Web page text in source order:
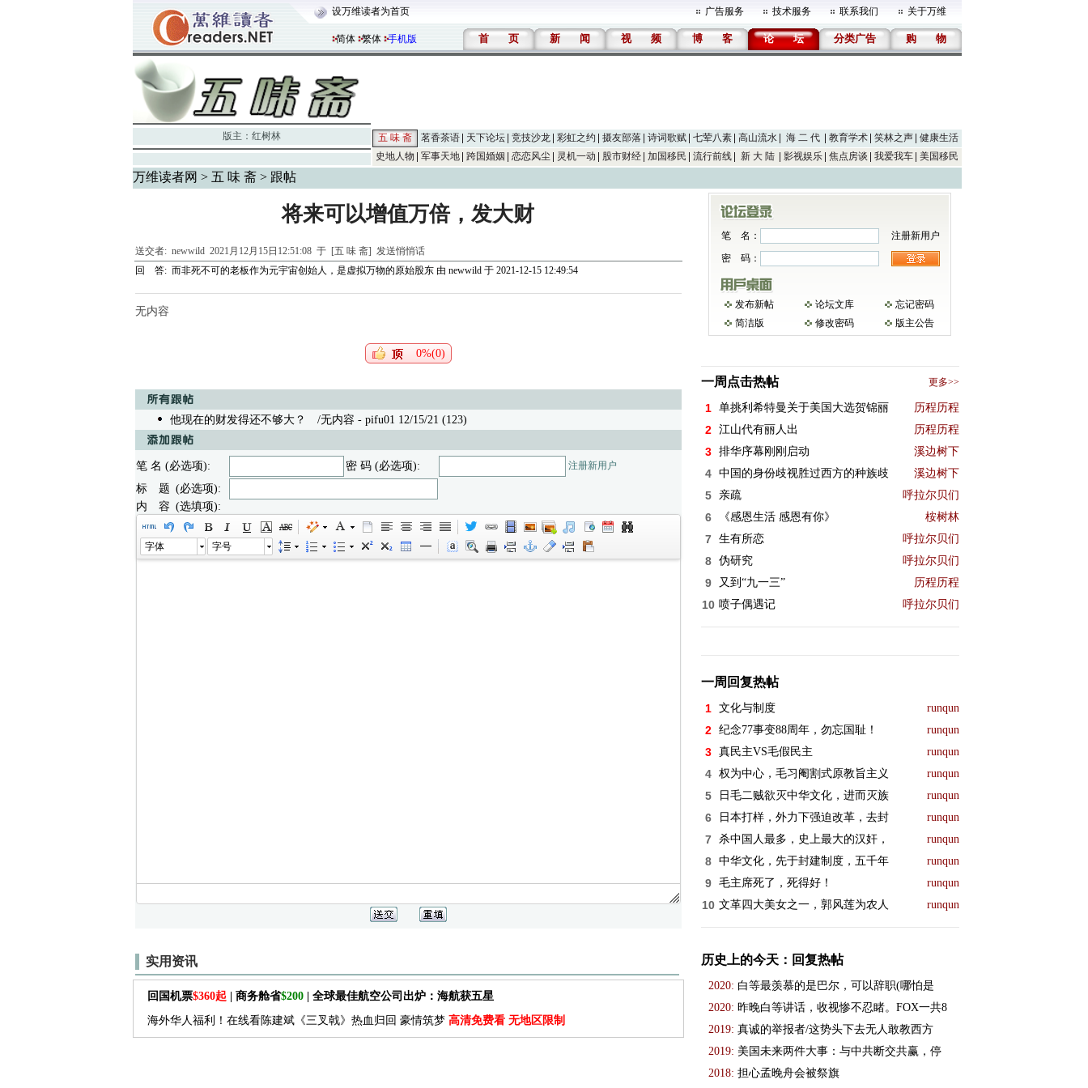
设万维读者为首页 广告服务 技术服务 联系我们 关于万维
简体 繁体 手机版 首 页 新 闻 视 频 博 客 论 坛 分类广告 购 物
版主： 红树林 五 味 斋 茗香茶语 天下论坛 竞技沙龙 彩虹之约 摄友部落 诗词歌赋 七荤八素 高山流水 海 二 代 教育学术 笑林之声
健康生活
史地人物
军事天地 跨国婚姻 恋恋风尘 灵机一动 股市财经 加国移民 流行前线 新 大 陆 影视娱乐 焦点房谈 我爱我车 美国移民
万维读者网 > 五 味 斋> 跟帖
将来可以增值万倍，发大财
送交者: newwild2021月12月15日12:51:08 于 [五 味 斋] 发送悄悄话
回 答: 而非死不可的老板作为元宇宙创始人，是虚拟万物的原始股东由 newwild于 2021-12-15 12:49:54
无内容
0%(0)
他现在的财发得还不够大？ /无内容 - pifu01 12/15/21 (123)
笔 名 (必选项): 密 码 (必选项): 注册新用户
标 题 (必选项):
内 容 (选填项):
字体 字号
实用资讯
回国机票$360起 | 商务舱省$200| 全球最佳航空公司出炉：海航获五星
海外华人福利！在线看陈建斌《三叉戟》热血归回 豪情筑梦 高清免费看 无地区限制
笔 名：
注册新用户
密 码：
发布新帖 论坛文库
忘记密码
简洁版
修改密码 版主公告
一周点击热帖 更多>>
1 单挑利希特曼关于美国大选贺锦丽 历程历程
2 江山代有丽人出 历程历程
3 排华序幕刚刚启动 溪边树下
4 中国的身份歧视胜过西方的种族歧 溪边树下
5 亲疏 呼拉尔贝们
6 《感恩生活 感恩有你》 桉树林
7 生有所恋 呼拉尔贝们
8 伪研究 呼拉尔贝们
9 又到“九一三” 历程历程
10 喷子偶遇记 呼拉尔贝们
一周回复热帖
1 文化与制度 runqun
2 纪念77事变88周年，勿忘国耻！ runqun
3 真民主VS毛假民主 runqun
4 权为中心，毛习阉割式原教旨主义 runqun
5 日毛二贼欲灭中华文化，进而灭族 runqun
6 日本打样，外力下强迫改革，去封 runqun
7 杀中国人最多，史上最大的汉奸， runqun
8 中华文化，先于封建制度，五千年 runqun
9 毛主席死了，死得好！ runqun
10 文革四大美女之一，郭风莲为农人 runqun
历史上的今天：回复热帖
2020: 白等最羡慕的是巴尔，可以辞职(哪怕是
2020: 昨晚白等讲话，收视惨不忍睹。FOX一共8
2019: 真诚的举报者/这势头下去无人敢教西方
2019: 美国未来两件大事：与中共断交共赢，停
2018: 担心孟晚舟会被祭旗